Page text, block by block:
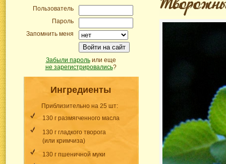
Пользователь
Пароль
Запомнить меня
Войти на сайт
Забыли парольили еще
не зарегистрировались?
Ингредиенты
Приблизительно на 25 шт:
130 г размягченного масла
130 г гладкого творога
(или кримчиза)
130 г пшеничной муки